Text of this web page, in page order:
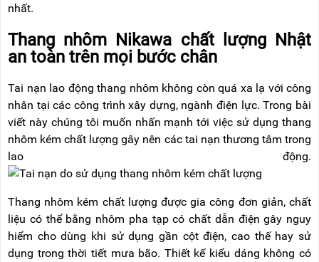
nhất.
Thang nhôm Nikawa chất lượng Nhật
an toàn trên mọi bước chân
Tai nạn lao động thang nhôm không còn quá xa lạ với công
nhân tại các công trình xây dựng, ngành điện lực. Trong bài
viết này chúng tôi muốn nhấn mạnh tới việc sử dụng thang
nhôm kém chất lượng gây nên các tai nạn thương tâm trong
lao động.
Thang nhôm kém chất lượng được gia công đơn giản, chất
liệu có thể bằng nhôm pha tạp có chất dẫn điện gây nguy
hiểm cho dùng khi sử dụng gần cột điện, cao thế hay sử
dụng trong thời tiết mưa bão. Thiết kế kiểu dáng không có